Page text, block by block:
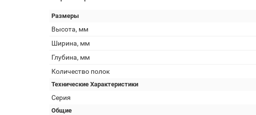
Размеры
Высота, мм
Ширина, мм
Глубина, мм
Количество полок
Технические Характеристики
Серия
Общие